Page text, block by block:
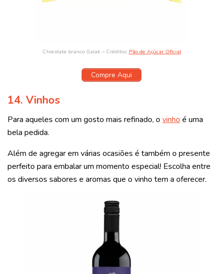
Chocolate branco Galak – Créditos: Pão de Açúcar Oficial
Compre Aqui
14. Vinhos
Para aqueles com um gosto mais refinado, o vinho é uma
bela pedida.
Além de agregar em várias ocasiões é também o presente
perfeito para embalar um momento especial! Escolha entre
os diversos sabores e aromas que o vinho tem a oferecer.